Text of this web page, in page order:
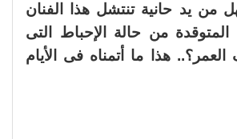
من يد حانية تنتشل هذا الفنان
من حالة الإحباط التى
هذا ما أتمناه فى الأيام